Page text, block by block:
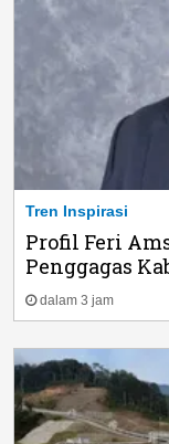
Tren Inspirasi
Profil Feri
Penggagas
dalam 3 jam